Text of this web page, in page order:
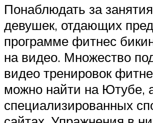
Понаблюдать за
девушек, отдающих
программе фитнес
на видео. Множество
видео тренировок
можно найти на Ютубе,
специализированных